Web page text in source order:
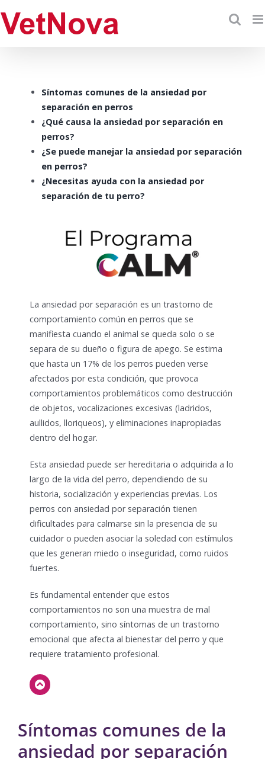
to
content
Síntomas comunes de la ansiedad por
separación en perros
¿Qué causa la ansiedad por separación en
perros?
¿Se puede manejar la ansiedad por separación
en perros?
¿Necesitas ayuda con la ansiedad por
separación de tu perro?
La ansiedad por separación es un trastorno de
comportamiento común en perros que se
manifiesta cuando el animal se queda solo o se
separa de su dueño o figura de apego. Se estima
que hasta un 17% de los perros pueden verse
afectados por esta condición, que provoca
comportamientos problemáticos como destrucción
de objetos, vocalizaciones excesivas (ladridos,
aullidos, lloriqueos), y eliminaciones inapropiadas
dentro del hogar.
Esta ansiedad puede ser hereditaria o adquirida a lo
largo de la vida del perro, dependiendo de su
historia, socialización y experiencias previas. Los
perros con ansiedad por separación tienen
dificultades para calmarse sin la presencia de su
cuidador o pueden asociar la soledad con estímulos
que les generan miedo o inseguridad, como ruidos
fuertes.
Es fundamental entender que estos
comportamientos no son una muestra de mal
comportamiento, sino síntomas de un trastorno
emocional que afecta al bienestar del perro y que
requiere tratamiento profesional.
Síntomas comunes de la
ansiedad por separación